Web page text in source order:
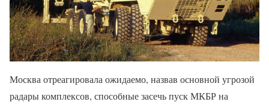
Москва отреагировала ожидаемо, назвав основной угрозой
радары комплексов, способные засечь пуск МКБР на